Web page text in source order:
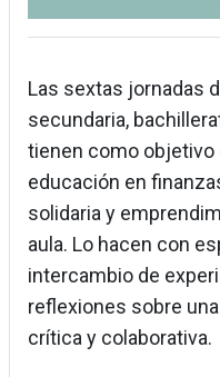
Las sextas jornadas
secundaria,
tienen como objetivo
educación en
solidaria y
aula. Lo hacen con
intercambio de
reflexiones sobre
crítica y colaborativa.